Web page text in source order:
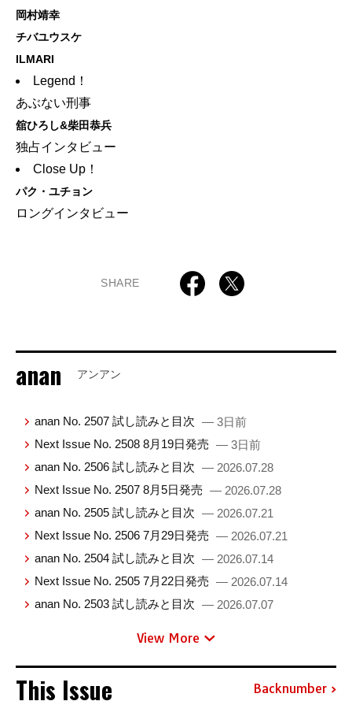
岡村靖幸
チバユウスケ
ILMARI
Legend！
あぶない刑事
舘ひろし&柴田恭兵
独占インタビュー
Close Up！
パク・ユチョン
ロングインタビュー
SHARE
anan アンアン
anan No. 2507 試し読みと目次 — 3日前
Next Issue No. 2508 8月19日発売 — 3日前
anan No. 2506 試し読みと目次 — 2026.07.28
Next Issue No. 2507 8月5日発売 — 2026.07.28
anan No. 2505 試し読みと目次 — 2026.07.21
Next Issue No. 2506 7月29日発売 — 2026.07.21
anan No. 2504 試し読みと目次 — 2026.07.14
Next Issue No. 2505 7月22日発売 — 2026.07.14
anan No. 2503 試し読みと目次 — 2026.07.07
View More
This Issue Backnumber